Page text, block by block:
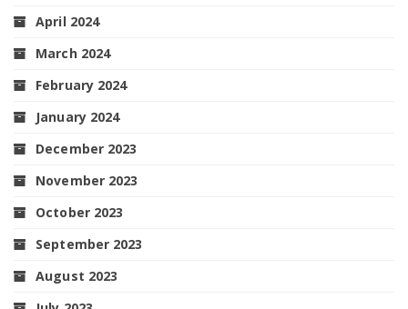
April 2024
March 2024
February 2024
January 2024
December 2023
November 2023
October 2023
September 2023
August 2023